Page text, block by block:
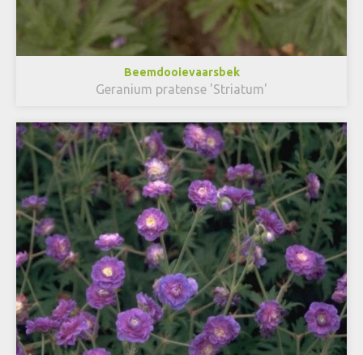
Beemdooievaarsbek
Geranium pratense 'Striatum'